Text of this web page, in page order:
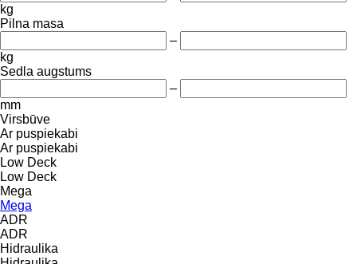
kg
Pilna masa
–
kg
Sedla augstums
–
mm
Virsbūve
Ar puspiekabi
Ar puspiekabi
Low Deck
Low Deck
Mega
Mega
ADR
ADR
Hidraulika